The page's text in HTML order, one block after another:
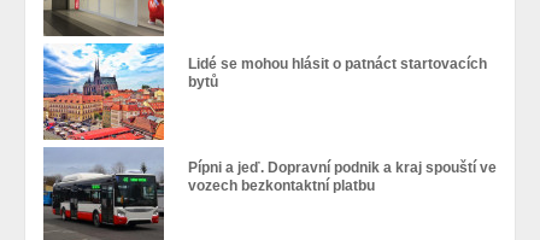
Lidé se mohou hlásit o patnáct startovacích
bytů
Pípni a jeď. Dopravní podnik a kraj spouští ve
vozech bezkontaktní platbu